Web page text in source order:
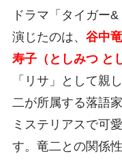
ドラマ「タイガー
演じたのは、 谷中
寿子（としみつ と
「リサ」として親
二が所属する落語
ミステリアスで可
す。竜二との関係